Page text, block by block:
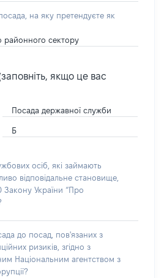
на яку претендуєте як
районного сектору
якщо це вас
Посада державної служби
Б
осіб, які займають
відповідальне становище,
Закону України “Про
до посад, пов'язаних з
ризиків, згідно з
Національним агентством з